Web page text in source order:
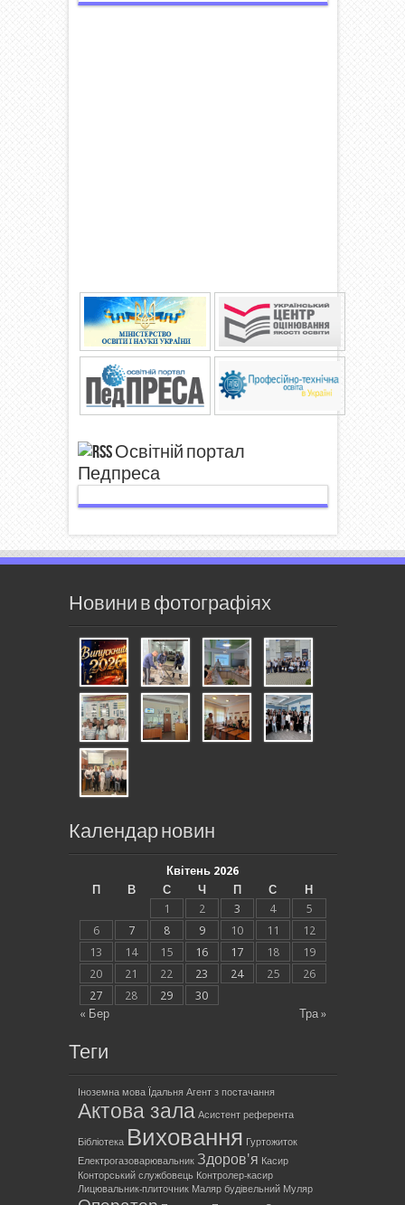
Освітній портал
Педпреса
Новини в фотографіях
Календар новин
Квітень 2026
П
В С Ч П С Н
« Бер Тра »
1 2 3 4
5
6
7 8 9 10 11
12
13
14 15 16 17 18
19
20
21 22 23 24 25
26
27
28 29 30
Теги
Іноземна мова Їдальня Агент з постачання
Актова зала Асистент референта
Бібліотека Виховання Гуртожиток
Електрогазоварювальник Здоров'я Касир
Конторський службовець Контролер-касир
Лицювальник-плиточник Маляр будівельний Муляр